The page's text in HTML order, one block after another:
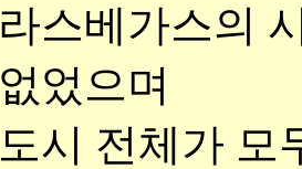
라스베가스의
없었으며
도시 전체가 모